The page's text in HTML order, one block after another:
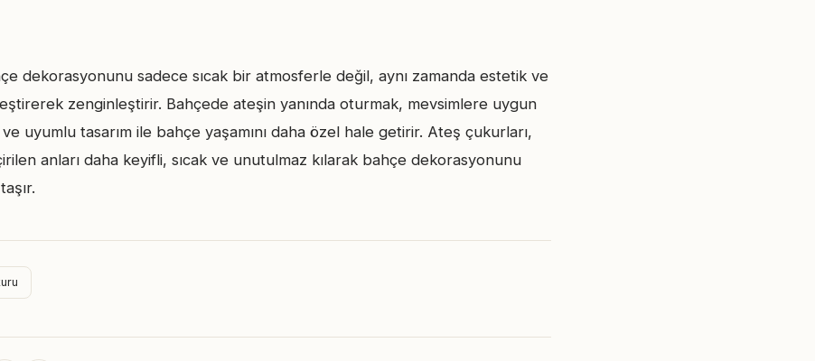
dekorasyonunu sadece sıcak bir atmosferle değil, aynı zamanda estetik ve
zenginleştirir. Bahçede ateşin yanında oturmak, mevsimlere uygun
uyumlu tasarım ile bahçe yaşamını daha özel hale getirir. Ateş çukurları,
anları daha keyifli, sıcak ve unutulmaz kılarak bahçe dekorasyonunu